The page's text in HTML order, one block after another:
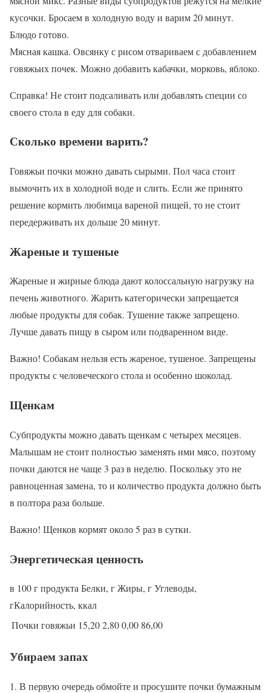
кусочки. Бросаем в холодную воду и варим 20 минут.
Блюдо готово.
Мясная кашка. Овсянку с рисом отвариваем с добавлением
говяжьих почек. Можно добавить кабачки, морковь, яблоко.
Справка! Не стоит подсаливать или добавлять специи со
своего стола в еду для собаки.
Сколько времени варить?
Говяжьи почки можно давать сырыми. Пол часа стоит
вымочить их в холодной воде и слить. Если же принято
решение кормить любимца вареной пищей, то не стоит
передерживать их дольше 20 минут.
Жареные и тушеные
Жареные и жирные блюда дают колоссальную нагрузку на
печень животного. Жарить категорически запрещается
любые продукты для собак. Тушение также запрещено.
Лучше давать пищу в сыром или подваренном виде.
Важно! Собакам нельзя есть жареное, тушеное. Запрещены
продукты с человеческого стола и особенно шоколад.
Щенкам
Субпродукты можно давать щенкам с четырех месяцев.
Малышам не стоит полностью заменять ими мясо, поэтому
почки даются не чаще 3 раз в неделю. Поскольку это не
равноценная замена, то и количество продукта должно быть
в полтора раза больше.
Важно! Щенков кормят около 5 раз в сутки.
Энергетическая ценность
в 100 г продукта Белки, г Жиры, г Углеводы,
гКалорийность, ккал
Почки говяжьи 15,202,800,00 86,00
Убираем запах
1. В первую очередь обмойте и просушите почки бумажным